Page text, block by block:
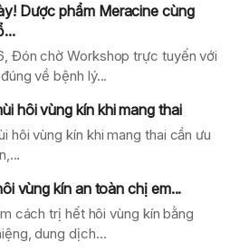
Dược phẩm Meracine cùng
Đón chờ Workshop trực tuyến với
về bệnh lý...
hôi vùng kín khi mang thai
hôi vùng kín khi mang thai cần ưu
vùng kín an toàn chị em...
cách trị hết hôi vùng kín bằng
dung dịch...